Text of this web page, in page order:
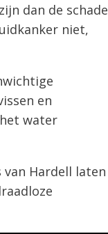
dan de schade
niet,
en
water
van Hardell laten